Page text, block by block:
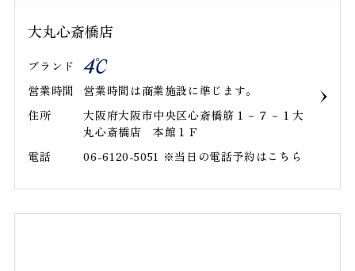
大丸心斎橋店
ブランド
営業時間
営業時間は商業施設に準じます｡
住所
大阪府大阪市中央区心斎橋筋１－７－１大
丸心斎橋店 本館１Ｆ
電話
06-6120-5051 ※当日の電話予約はこちら